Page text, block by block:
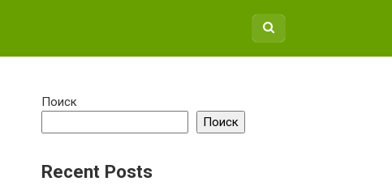
Поиск
Поиск
Recent Posts